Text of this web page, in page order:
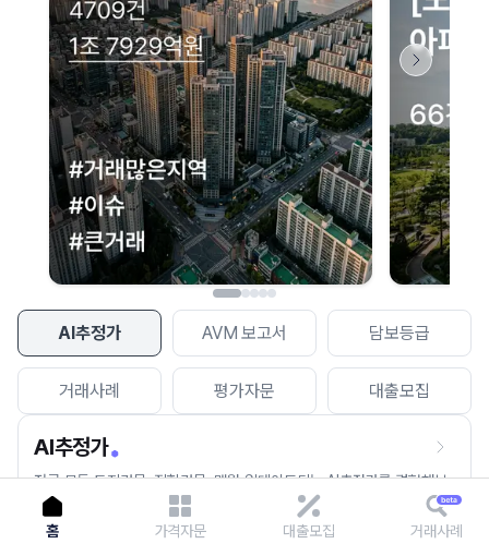
AI추정가 AVM 보고서 담보등급
거래사례 평가자문 대출모집
AI추정가
전국 모든 토지건물, 집합건물, 매월 업데이트되는 AI추정가를 경험해보
세요.
네이버 지도 연결 안내
현재 네이버 지도 연결이 원활하지 않아 지도를 불러올 수 없습니다.
이용에 불편을 드려 죄송합니다.
다시 시도
홈 가격자문 대출모집 거래사례